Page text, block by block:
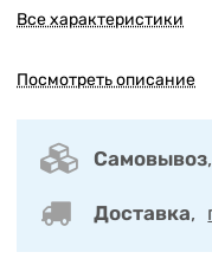
Все характеристики
Посмотреть описание
Самовывоз,
Доставка,